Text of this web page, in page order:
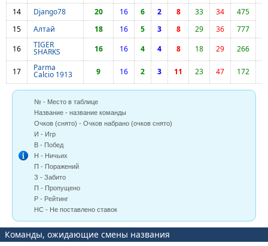
14
Django78 20 16 6 2 8 33 34
475
15
Алтай 18 16 5 3 8 29 36
777
16
TIGER
SHARKS 16 16 4 4 8 18 29 266
17 Parma
Calcio 1913 9 16 2 3 11 23 47 172
№ - Место в таблице
Название - название команды
Очков (снято) - Очков набрано (очков снято)
И - Игр
В - Побед
Н - Ничьих
П - Поражений
З - Забито
П - Пропущено
Р - Рейтинг
НС - Не поставлено ставок
Команды, ожидающие смены названия